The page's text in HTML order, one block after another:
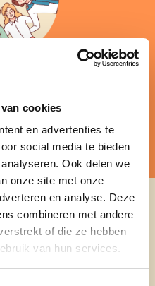
cookies
en advertenties te
social media te bieden
Ook delen we
onze site met onze
en analyse. Deze
combineren met andere
of die ze hebben
van hun services.